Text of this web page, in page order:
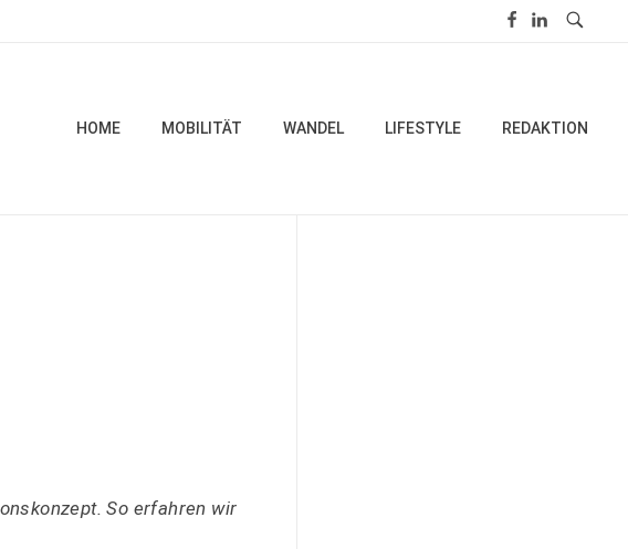
HOME MOBILITÄT WANDEL LIFESTYLE REDAKTION
So erfahren wir